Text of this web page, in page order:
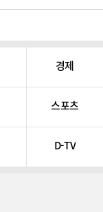
경제
스포츠
D-TV